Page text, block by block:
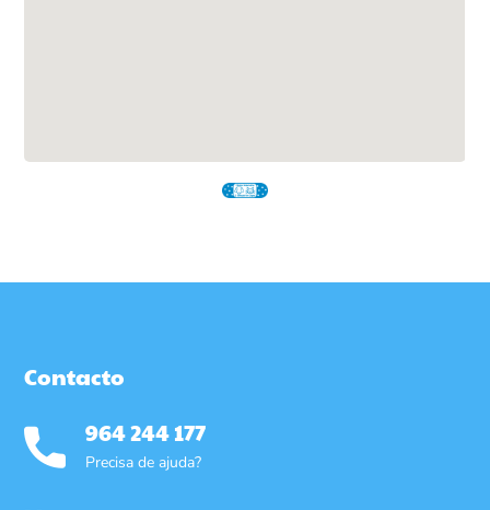
Contacto
964 244 177
Precisa de ajuda?